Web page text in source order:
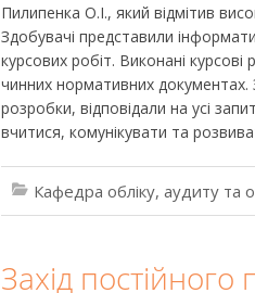
Пилипенка О.І., який відмітив
Здобувачі представили
курсових робіт. Виконані
чинних нормативних документах.
розробки, відповідали на усі
вчитися, комунікувати та
Кафедра обліку, аудиту та
Захід